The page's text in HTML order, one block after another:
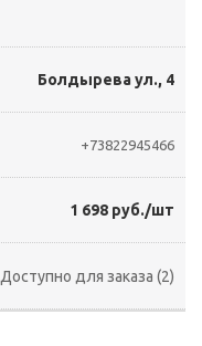
Болдырева ул., 4
+73822945466
1 698 руб./шт
Доступно для заказа (2)